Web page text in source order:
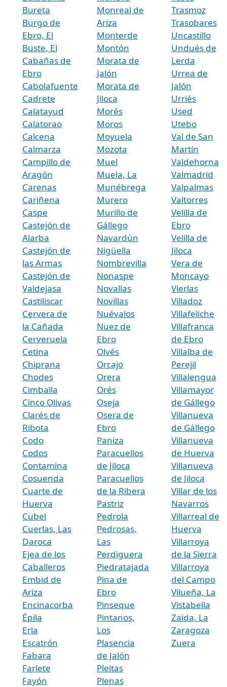
Bureta
Burgo de
Ebro, El
Buste, El
Cabañas de
Ebro
Cabolafuente
Cadrete
Calatayud
Calatorao
Calcena
Calmarza
Campillo de
Aragón
Carenas
Cariñena
Caspe
Castejón de
Alarba
Castejón de
las Armas
Castejón de
Valdejasa
Castiliscar
Cervera de
la Cañada
Cerveruela
Cetina
Chiprana
Chodes
Cimballa
Cinco Olivas
Clarés de
Ribota
Codo
Codos
Contamina
Cosuenda
Cuarte de
Huerva
Cubel
Cuerlas, Las
Daroca
Ejea de los
Caballeros
Embid de
Ariza
Encinacorba
Épila
Erla
Escatrón
Fabara
Farlete
Fayón
Monreal de
Ariza
Monterde
Montón
Morata de
Jalón
Morata de
Jiloca
Morés
Moros
Moyuela
Mozota
Muel
Muela, La
Munébrega
Murero
Murillo de
Gállego
Navardún
Nigüella
Nombrevilla
Nonaspe
Novallas
Novillas
Nuévalos
Nuez de
Ebro
Olvés
Orcajo
Orera
Orés
Oseja
Osera de
Ebro
Paniza
Paracuellos
de Jiloca
Paracuellos
de la Ribera
Pastriz
Pedrola
Pedrosas,
Las
Perdiguera
Piedratajada
Pina de
Ebro
Pinseque
Pintanos,
Los
Plasencia
de Jalón
Pleitas
Plenas
Trasmoz
Trasobares
Uncastillo
Undués de
Lerda
Urrea de
Jalón
Urriés
Used
Utebo
Val de San
Martín
Valdehorna
Valmadrid
Valpalmas
Valtorres
Velilla de
Ebro
Velilla de
Jiloca
Vera de
Moncayo
Vierlas
Villadoz
Villafeliche
Villafranca
de Ebro
Villalba de
Perejil
Villalengua
Villamayor
de Gállego
Villanueva
de Gállego
Villanueva
de Huerva
Villanueva
de Jiloca
Villar de los
Navarros
Villarreal de
Huerva
Villarroya
de la Sierra
Villarroya
del Campo
Vilueña, La
Vistabella
Zaida, La
Zaragoza
Zuera